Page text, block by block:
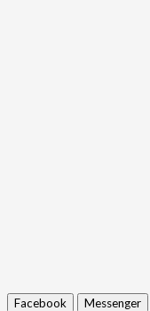
Facebook Messenger